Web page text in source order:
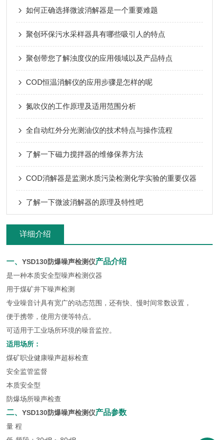
如何正确选择微波消解器是一个重要难题
聚创环保污水采样器具有哪些吸引人的特点
聚创带您了解浊度仪的应用领域以及产品特点
COD恒温消解仪的应用步骤是怎样的呢
氮吹仪的工作原理及适用范围分析
全自动红外分光测油仪的技术特点与操作流程
了解一下磁力搅拌器的维修保养方法
COD消解器是监测水质污染检测化学实验的重要仪器
了解一下微波消解器的原理及特性吧
详细介绍
一、YSD130防爆噪声检测仪产品介绍
是一种本质安全型噪声检测仪器
用于煤矿井下噪声检测
专业噪音计具有宽广的动态范围，还有快、慢时间常数设置，
便于携带，使用方便等特点。
可适用于工业场所环境的噪音监控。
适用场所：
煤矿职业健康噪声超标检查
安全监管监督
本质安全型
防爆场所噪声检查
二、YSD130防爆噪声检测仪产品参数
量 程